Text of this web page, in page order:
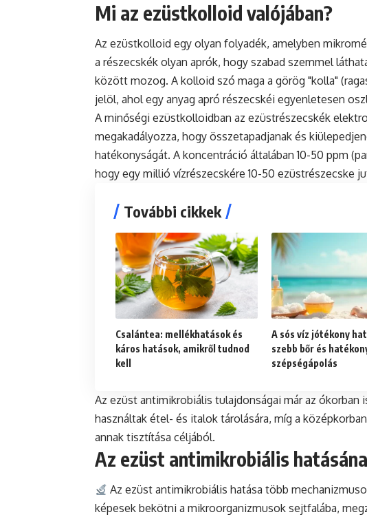
Mi az ezüstkolloid valójában?
Az ezüstkolloid egy olyan folyadék, amelyben
a részecskék olyan aprók, hogy szabad szemmel
között mozog. A kolloid szó maga a görög "kolla"
jelöl, ahol egy anyag apró részecskéi egyenletesen
A minőségi ezüstkolloidban az ezüstrészecskék
megakadályozza, hogy összetapadjanak és
hatékonyságát. A koncentráció általában 10-50 ppm
hogy egy millió vízrészecskére 10-50 ezüstrészecske
További cikkek
Csalántea: mellékhatások és
káros hatások, amikről tudnod
kell
A sós víz jótékony
szebb bőr és
szépségápolás
Az ezüst antimikrobiális tulajdonságai már az
használtak étel- és italok tárolására, míg a
annak tisztítása céljából.
Az ezüst antimikrobiális
Az ezüst antimikrobiális hatása több
képesek bekötni a mikroorganizmusok sejtfalába,